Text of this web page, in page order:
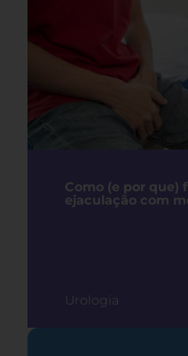
Como (e por que)
ejaculação com
Urologia